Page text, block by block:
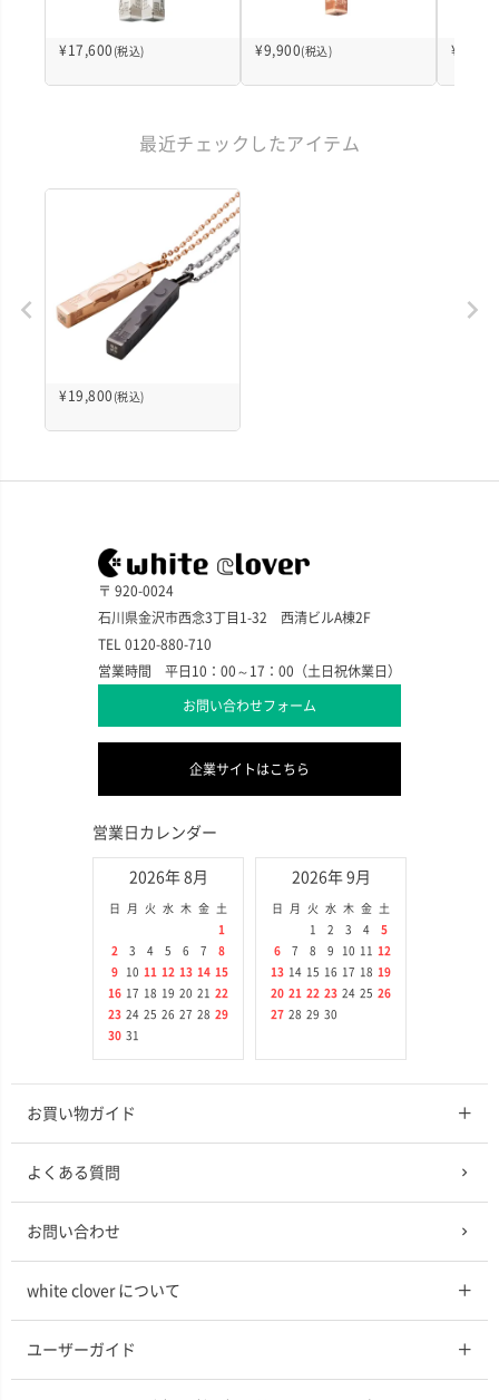
¥ 17,600 (税込) ¥9,900 (税込) ¥
最近チェックしたアイテム
¥ 19,800 (税込)
〒 920-0024
石川県金沢市西念3丁目1-32 西清ビルA棟2F
TEL 0120-880-710
営業時間 平日10：00～17：00（土日祝休業日）
お問い合わせフォーム
企業サイトはこちら
営業日カレンダー
2026年 8月
日 月 火 水 木 金
土
1
2
3 4 5 6 7
8
9
10 11 12 13 14 15
16 17 18 19 20 21
22
23 24 25 26 27 28 29
30 31
2026年 9月
日 月 火 水 木 金
土
1
2 3 4
5
6
7 8 9 10 11
12
13 14 15 16 17 18 19
20 21 22 23 24 25 26
27 28 29 30
お買い物ガイド
よくある質問
お問い合わせ
white clover について
ユーザーガイド